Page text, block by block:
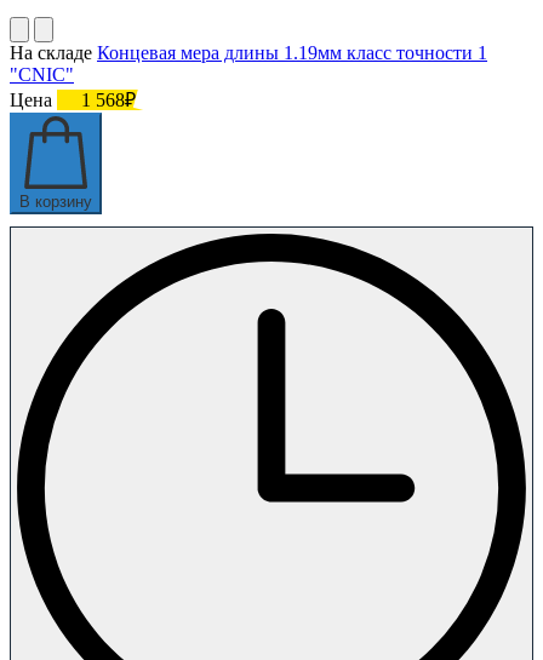
На складе Концевая мера длины 1.19мм класс точности 1
"CNIC"
Цена
1 568₽
В корзину